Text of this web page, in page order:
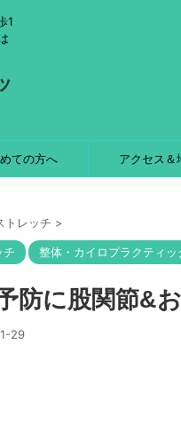
1
ての方へ アクセス＆
トレッチ >
チ 整体・カイロプラクティッ
防に股関節&
29